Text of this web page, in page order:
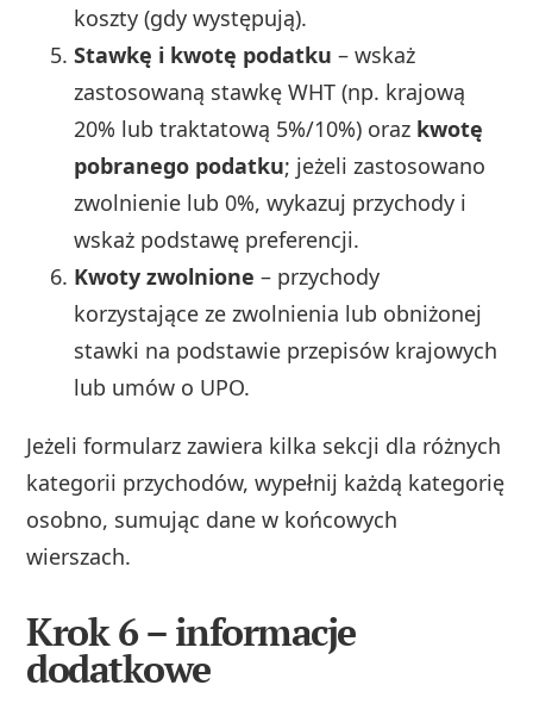
koszty (gdy występują).
Stawkę i kwotę podatku – wskaż
zastosowaną stawkę WHT (np. krajową
20% lub traktatową 5%/10%) oraz kwotę
pobranego podatku; jeżeli zastosowano
zwolnienie lub 0%, wykazuj przychody i
wskaż podstawę preferencji.
Kwoty zwolnione – przychody
korzystające ze zwolnienia lub obniżonej
stawki na podstawie przepisów krajowych
lub umów o UPO.
Jeżeli formularz zawiera kilka sekcji dla różnych
kategorii przychodów, wypełnij każdą kategorię
osobno, sumując dane w końcowych
wierszach.
Krok 6 – informacje
dodatkowe